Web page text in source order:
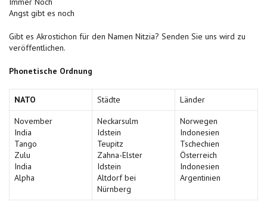
Angst gibt es noch
Gibt es Akrostichon für den Namen Nitzia? Senden Sie uns wird zu
veröffentlichen.
Phonetische Ordnung
NATO Städte
Länder
November
India
Tango
Zulu
India
Alpha
Neckarsulm
Idstein
Teupitz
Zahna-Elster
Idstein
Altdorf bei
Nürnberg
Norwegen
Indonesien
Tschechien
Österreich
Indonesien
Argentinien